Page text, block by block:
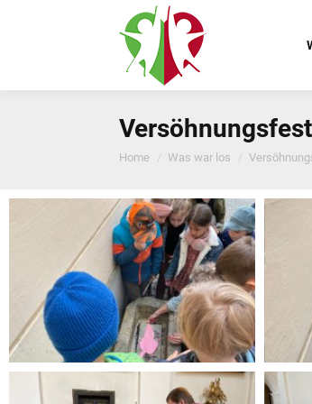
You are here:
Home Was war los